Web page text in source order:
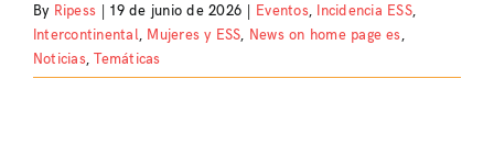
By Ripess 19 de junio de 2026 Eventos, Incidencia ESS,
Intercontinental, Mujeres y ESS, News on home page es,
Noticias,Temáticas